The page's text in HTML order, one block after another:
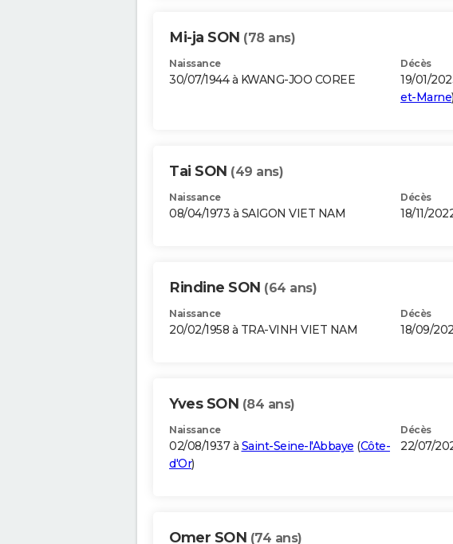
Mi-ja SON (78 ans)
Naissance
30/07/1944 à KWANG-JOO COREE
Décès
19/01/
et-Marne)
Tai SON (49 ans)
Naissance
08/04/1973 à SAIGON VIET NAM
Décès
18/11/
Rindine SON (64 ans)
Naissance
20/02/1958 à TRA-VINH VIET NAM
Décès
18/09/
Yves SON (84 ans)
Naissance
02/08/1937 à Saint-Seine-l'Abbaye (Côte-
d'Or)
Décès
22/07/
Omer SON (74 ans)